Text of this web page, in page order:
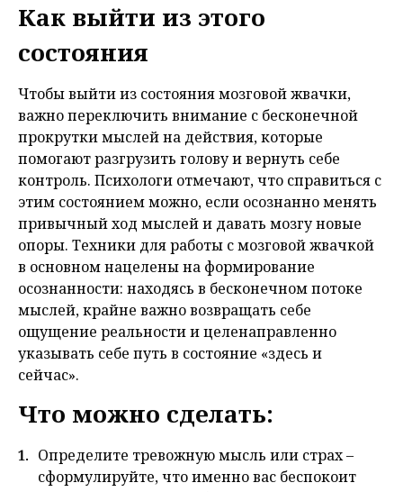
Как выйти из этого
состояния
Чтобы выйти из состояния мозговой жвачки,
важно переключить внимание с бесконечной
прокрутки мыслей на действия, которые
помогают разгрузить голову и вернуть себе
контроль. Психологи отмечают, что справиться с
этим состоянием можно, если осознанно менять
привычный ход мыслей и давать мозгу новые
опоры. Техники для работы с мозговой жвачкой
в основном нацелены на формирование
осознанности: находясь в бесконечном потоке
мыслей, крайне важно возвращать себе
ощущение реальности и целенаправленно
указывать себе путь в состояние «здесь и
сейчас».
Что можно сделать:
Определите тревожную мысль или страх –
сформулируйте, что именно вас беспокоит